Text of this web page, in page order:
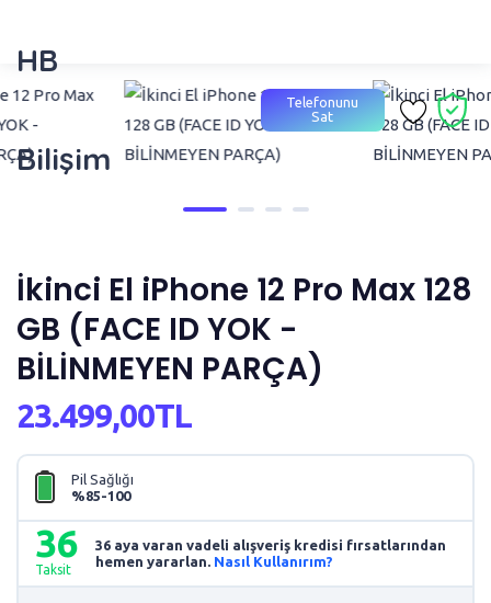
HB
Bilişim
Telefonunu
Sat
İkinci El iPhone 12 Pro Max 128
GB (FACE ID YOK -
BİLİNMEYEN PARÇA)
23.499,00TL
Pil Sağlığı
%85-100
36
Taksit
36 aya varan vadeli alışveriş kredisi fırsatlarından
hemen yararlan. Nasıl Kullanırım?